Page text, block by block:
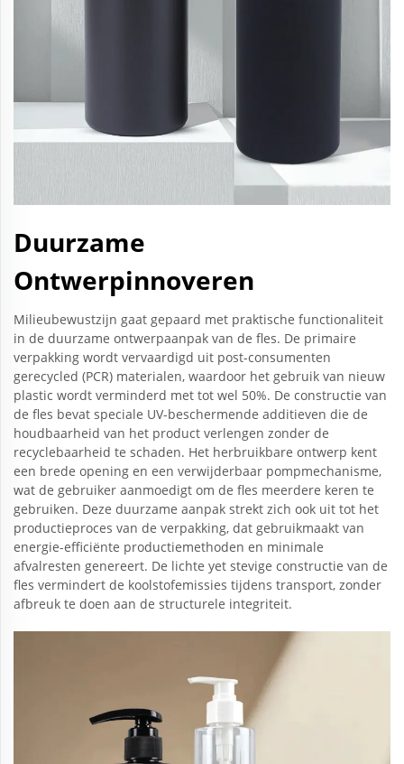
Duurzame
Ontwerpinnoveren
Milieubewustzijn gaat gepaard met praktische functionaliteit
in de duurzame ontwerpaanpak van de fles. De primaire
verpakking wordt vervaardigd uit post-consumenten
gerecycled (PCR) materialen, waardoor het gebruik van nieuw
plastic wordt verminderd met tot wel 50%. De constructie van
de fles bevat speciale UV-beschermende additieven die de
houdbaarheid van het product verlengen zonder de
recyclebaarheid te schaden. Het herbruikbare ontwerp kent
een brede opening en een verwijderbaar pompmechanisme,
wat de gebruiker aanmoedigt om de fles meerdere keren te
gebruiken. Deze duurzame aanpak strekt zich ook uit tot het
productieproces van de verpakking, dat gebruikmaakt van
energie-efficiënte productiemethoden en minimale
afvalresten genereert. De lichte yet stevige constructie van de
fles vermindert de koolstofemissies tijdens transport, zonder
afbreuk te doen aan de structurele integriteit.